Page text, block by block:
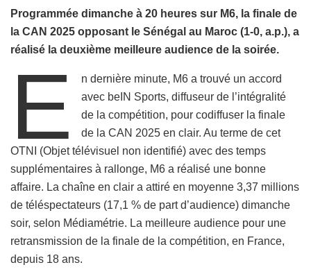
Programmée dimanche à 20 heures sur M6, la finale de
la CAN 2025 opposant le Sénégal au Maroc (1-0, a.p.), a
réalisé la deuxième meilleure audience de la soirée.
E
n dernière minute, M6 a trouvé un accord
avec beIN Sports, diffuseur de l’intégralité
de la compétition, pour codiffuser la finale
de la CAN 2025 en clair. Au terme de cet
OTNI (Objet télévisuel non identifié) avec des temps
supplémentaires à rallonge, M6 a réalisé une bonne
affaire. La chaîne en clair a attiré en moyenne 3,37 millions
de téléspectateurs (17,1 % de part d’audience) dimanche
soir, selon Médiamétrie. La meilleure audience pour une
retransmission de la finale de la compétition, en France,
depuis 18 ans.